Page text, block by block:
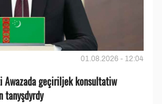
01.08.2026 - 12:04
Awazada geçiriljek konsultatiw
tanyşdyrdy